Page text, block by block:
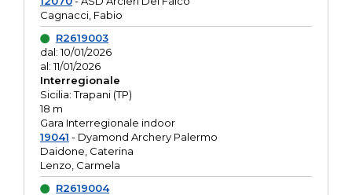
Cagnacci, Fabio
R2619003
dal: 10/01/2026
al: 11/01/2026
Interregionale
Sicilia: Trapani (TP)
18 m
Gara Interregionale indoor
19041 - Dyamond Archery Palermo
Daidone, Caterina
Lenzo, Carmela
R2619004